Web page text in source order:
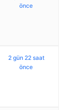
önce
2 gün 22 saat
önce